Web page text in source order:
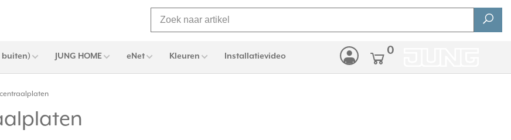
buiten) JUNG HOME eNet Kleuren Installatievideo 0
centraalplaten